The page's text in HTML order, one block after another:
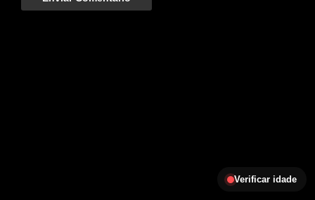
Verificar idade